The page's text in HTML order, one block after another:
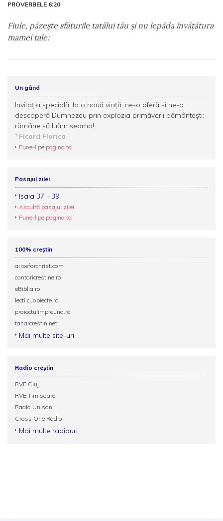
PROVERBELE 6:20
Fiule, păzeşte sfaturile tatălui tău şi nu lepăda învăţătura
mamei tale:
Un gând
Invitaţia specială, la o nouă viaţă, ne-o oferă şi ne-o
descoperă Dumnezeu prin explozia primăverii pământeşti;
rămâne să luăm seama!
Ficard Florica
Pune-l pe pagina ta
Pasajul zilei
Isaia 37 - 39
Ascultă pasajul zilei
Pune-l pe pagina ta
100% creștin
ariseforchrist.com
cantaricrestine.ro
eBiblia.ro
lectiicuobiecte.ro
proiectulimpreuna.ro
tanarcrestin.net
Mai multe site-uri
Radio creștin
RVE Cluj
RVE Timisoara
Radio Unison
Cross One Radio
Mai multe radiouri